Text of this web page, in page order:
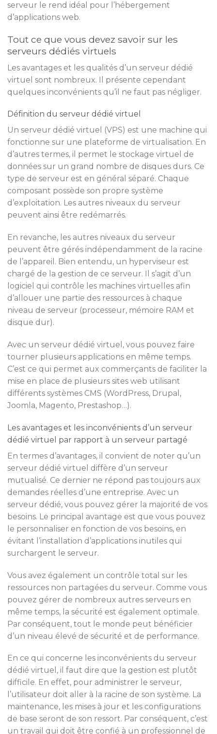
serveur le rend idéal pour l’hébergement
d’applications web.
Tout ce que vous devez savoir sur les
serveurs dédiés virtuels
Les avantages et les qualités d’un serveur dédié
virtuel sont nombreux. Il présente cependant
quelques inconvénients qu’il ne faut pas négliger.
Définition du serveur dédié virtuel
Un serveur dédié virtuel (VPS) est une machine qui
fonctionne sur une plateforme de virtualisation. En
d’autres termes, il permet le stockage virtuel de
données sur un grand nombre de disques durs. Ce
type de serveur est en général séparé. Chaque
composant possède son propre système
d’exploitation. Les autres niveaux du serveur
peuvent ainsi être redémarrés.
En revanche, les autres niveaux du serveur
peuvent être gérés indépendamment de la racine
de l’appareil. Bien entendu, un hyperviseur est
chargé de la gestion de ce serveur. Il s’agit d’un
logiciel qui contrôle les machines virtuelles afin
d’allouer une partie des ressources à chaque
niveau de serveur (processeur, mémoire RAM et
disque dur).
Avec un serveur dédié virtuel, vous pouvez faire
tourner plusieurs applications en même temps.
C’est ce qui permet aux commerçants de faciliter la
mise en place de plusieurs sites web utilisant
différents systèmes CMS (WordPress, Drupal,
Joomla, Magento, Prestashop…).
Les avantages et les inconvénients d’un serveur
dédié virtuel par rapport à un serveur partagé
En termes d’avantages, il convient de noter qu’un
serveur dédié virtuel diffère d’un serveur
mutualisé. Ce dernier ne répond pas toujours aux
demandes réelles d’une entreprise. Avec un
serveur dédié, vous pouvez gérer la majorité de vos
besoins. Le principal avantage est que vous pouvez
le personnaliser en fonction de vos besoins, en
évitant l’installation d’applications inutiles qui
surchargent le serveur.
Vous avez également un contrôle total sur les
ressources non partagées du serveur. Comme vous
pouvez gérer de nombreux autres serveurs en
même temps, la sécurité est également optimale.
Par conséquent, tout le monde peut bénéficier
d’un niveau élevé de sécurité et de performance.
En ce qui concerne les inconvénients du serveur
dédié virtuel, il faut dire que la gestion est plutôt
difficile. En effet, pour administrer le serveur,
l’utilisateur doit aller à la racine de son système. La
maintenance, les mises à jour et les configurations
de base seront de son ressort. Par conséquent, c’est
un travail qui doit être confié à un professionnel de